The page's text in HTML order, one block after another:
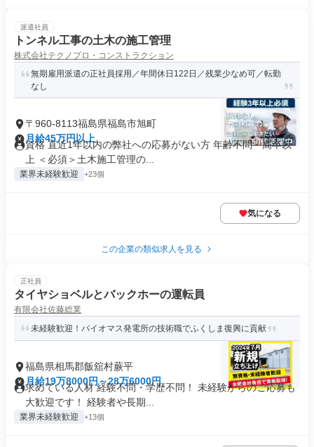
派遣社員
トンネル工事の土木の施工管理
株式会社テクノプロ・コンストラクション
無期雇用派遣の正社員採用／年間休日122日／残業少なめ可／転勤
なし
〒960-8113福島県福島市旭町
月給45万円以上
資格 直近1年以内の弊社への応募がない方 年齢不問・高卒以
上 ＜必須＞土木施工管理の...
業界未経験歓迎 +23個
気になる
この企業の類似求人を見る
正社員
タイヤショベルとバックホーの運転員
有限会社佐藤総業
未経験歓迎！バイオマス発電所の技術職でふくしま復興に貢献
福島県相馬郡飯舘村蕨平
月給19万8000円～28万6000円
求めている人材 経験不問・学歴不問！ 未経験からのご応募も
大歓迎です！ 経験者や長期...
業界未経験歓迎 +13個